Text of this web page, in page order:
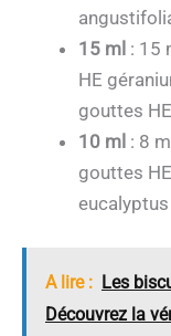
15 ml : 15
HE
gouttes
10 ml : 8
gouttes
A lire : Les
Découvrez la